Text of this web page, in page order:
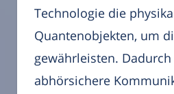
Technologie die
Quantenobjekten, um
gewährleisten.
abhörsichere